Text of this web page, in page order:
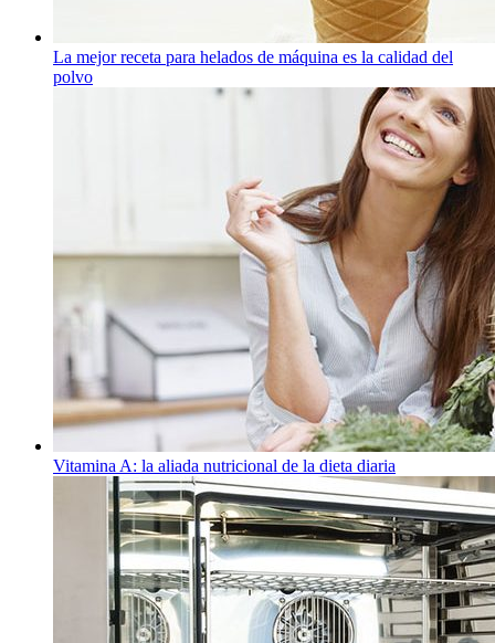
La mejor receta para helados de máquina es la calidad del
polvo
Vitamina A: la aliada nutricional de la dieta diaria